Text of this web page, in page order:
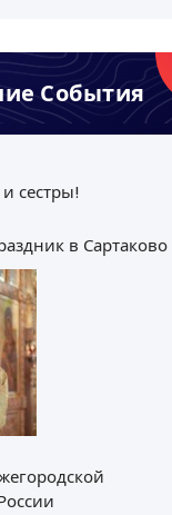
События
сестры!
в Сартаково